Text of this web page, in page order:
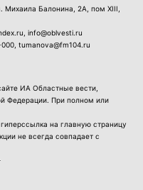
Михаила Балонина, 2А, пом XIII,
info@oblvesti.ru
, tumanova@fm104.ru
ИА Областные вести,
Федерации. При полном или
на главную страницу
не всегда совпадает с